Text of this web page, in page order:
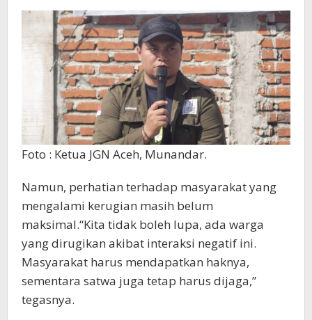
Foto : Ketua JGN Aceh, Munandar.
Namun, perhatian terhadap masyarakat yang
mengalami kerugian masih belum
maksimal.“Kita tidak boleh lupa, ada warga
yang dirugikan akibat interaksi negatif ini.
Masyarakat harus mendapatkan haknya,
sementara satwa juga tetap harus dijaga,”
tegasnya.